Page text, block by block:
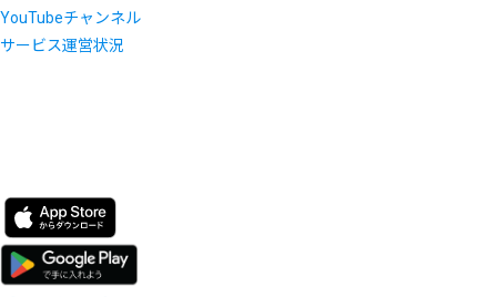
YouTubeチャンネル
サービス運営状況